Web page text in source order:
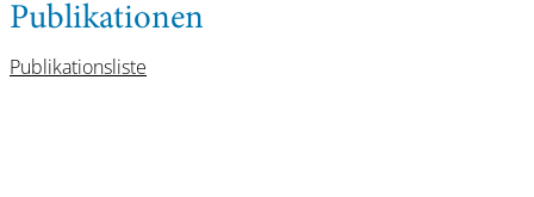
Publikationen
Publikationsliste